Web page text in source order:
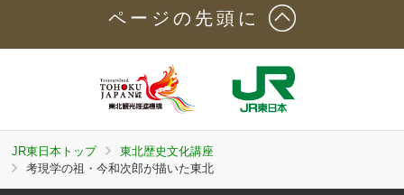
ページの先頭に
JR東日本トップ
東北歴史文化講座
考現学の祖・今和次郎が描いた東北